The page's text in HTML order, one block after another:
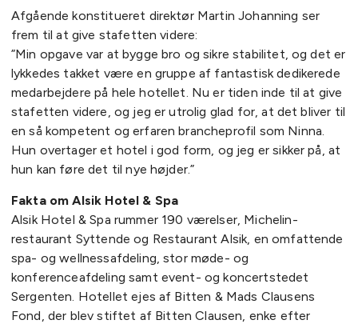
Afgående konstitueret direktør Martin Johanning ser
frem til at give stafetten videre:
”Min opgave var at bygge bro og sikre stabilitet, og det er
lykkedes takket være en gruppe af fantastisk dedikerede
medarbejdere på hele hotellet. Nu er tiden inde til at give
stafetten videre, og jeg er utrolig glad for, at det bliver til
en så kompetent og erfaren brancheprofil som Ninna.
Hun overtager et hotel i god form, og jeg er sikker på, at
hun kan føre det til nye højder.”
Fakta om Alsik Hotel & Spa
Alsik Hotel & Spa rummer 190 værelser, Michelin-
restaurant Syttende og Restaurant Alsik, en omfattende
spa- og wellnessafdeling, stor møde- og
konferenceafdeling samt event- og koncertstedet
Sergenten. Hotellet ejes af Bitten & Mads Clausens
Fond, der blev stiftet af Bitten Clausen, enke efter